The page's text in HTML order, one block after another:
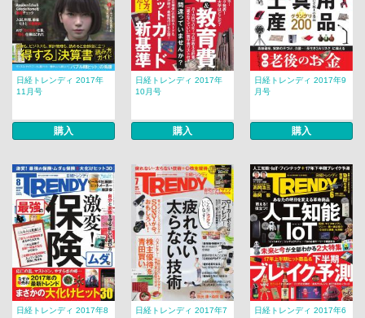
日経トレンディ 2017年
11月号
購入
日経トレンディ 2017年
10月号
購入
日経トレンディ 2017年9
月号
購入
日経トレンディ 2017年8
日経トレンディ 2017年7
日経トレンディ 2017年6